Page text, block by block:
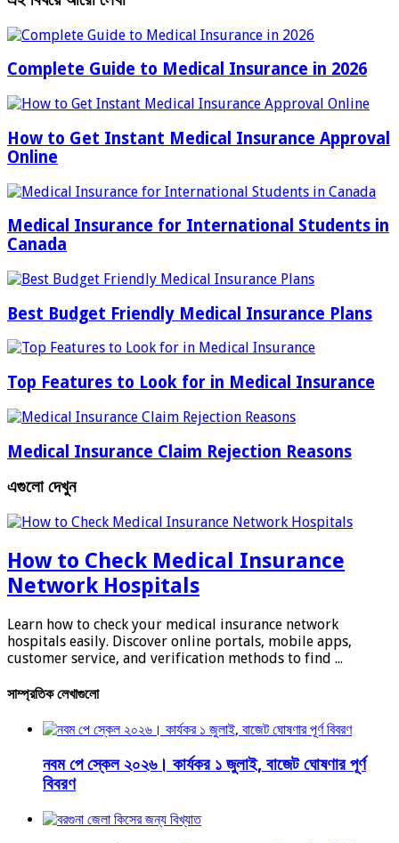
Complete Guide to Medical Insurance in 2026
How to Get Instant Medical Insurance Approval
Online
Medical Insurance for International Students in
Canada
Best Budget Friendly Medical Insurance Plans
Top Features to Look for in Medical Insurance
Medical Insurance Claim Rejection Reasons
এগুলো দেখুন
How to Check Medical Insurance
Network Hospitals
Learn how to check your medical insurance network
hospitals easily. Discover online portals, mobile apps,
customer service, and verification methods to find ...
সাম্প্রতিক লেখাগুলো
নবম পে স্কেল ২০২৬। কার্যকর ১ জুলাই, বাজেট ঘোষণার পূর্ণ
বিবরণ